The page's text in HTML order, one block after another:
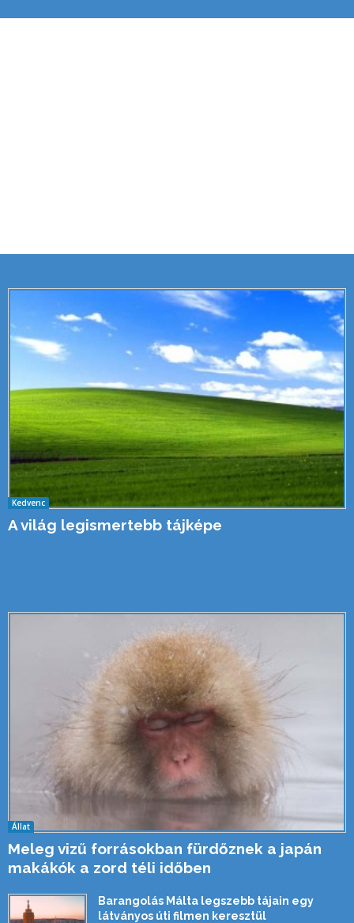
Kedvenc
A világ legismertebb tájképe
Állat
Meleg vizű forrásokban fürdőznek a japán
makákók a zord téli időben
Barangolás Málta legszebb tájain egy
látványos úti filmen keresztül